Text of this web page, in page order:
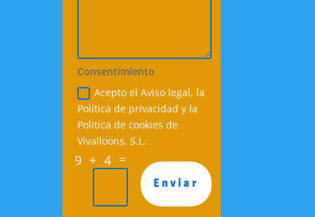
Consentimiento
Acepto el Aviso legal, la
Política de privacidad y la
Politica de cookies de
Vivalloons, S.L.
9 + 4 =
Enviar